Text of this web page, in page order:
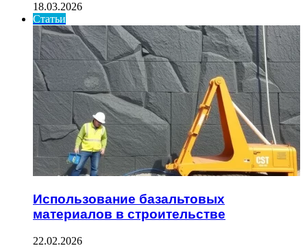
18.03.2026
Статьи
Использование базальтовых
материалов в строительстве
22.02.2026